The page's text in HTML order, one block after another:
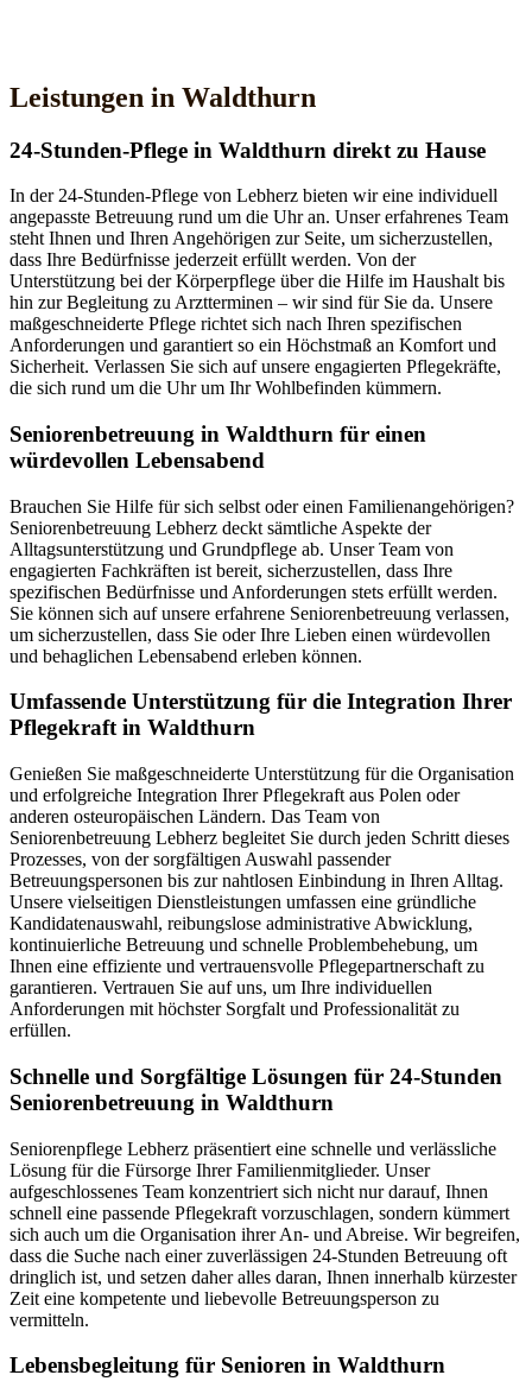
Leistungen in Waldthurn
24-Stunden-Pflege in Waldthurn direkt zu Hause
In der 24-Stunden-Pflege von Lebherz bieten wir eine individuell
angepasste Betreuung rund um die Uhr an. Unser erfahrenes Team
steht Ihnen und Ihren Angehörigen zur Seite, um sicherzustellen,
dass Ihre Bedürfnisse jederzeit erfüllt werden. Von der
Unterstützung bei der Körperpflege über die Hilfe im Haushalt bis
hin zur Begleitung zu Arztterminen – wir sind für Sie da. Unsere
maßgeschneiderte Pflege richtet sich nach Ihren spezifischen
Anforderungen und garantiert so ein Höchstmaß an Komfort und
Sicherheit. Verlassen Sie sich auf unsere engagierten Pflegekräfte,
die sich rund um die Uhr um Ihr Wohlbefinden kümmern.
Senioren­betreuung in Waldthurn für einen
würdevollen Lebensabend
Brauchen Sie Hilfe für sich selbst oder einen Familienangehörigen?
Seniorenbetreuung Lebherz deckt sämtliche Aspekte der
Alltagsunterstützung und Grundpflege ab. Unser Team von
engagierten Fachkräften ist bereit, sicherzustellen, dass Ihre
spezifischen Bedürfnisse und Anforderungen stets erfüllt werden.
Sie können sich auf unsere erfahrene Seniorenbetreuung verlassen,
um sicherzustellen, dass Sie oder Ihre Lieben einen würdevollen
und behaglichen Lebensabend erleben können.
Umfassende Unterstützung für die Integration Ihrer
Pflegekraft in Waldthurn
Genießen Sie maßgeschneiderte Unterstützung für die Organisation
und erfolgreiche Integration Ihrer Pflegekraft aus Polen oder
anderen osteuropäischen Ländern. Das Team von
Seniorenbetreuung Lebherz begleitet Sie durch jeden Schritt dieses
Prozesses, von der sorgfältigen Auswahl passender
Betreuungspersonen bis zur nahtlosen Einbindung in Ihren Alltag.
Unsere vielseitigen Dienstleistungen umfassen eine gründliche
Kandidatenauswahl, reibungslose administrative Abwicklung,
kontinuierliche Betreuung und schnelle Problembehebung, um
Ihnen eine effiziente und vertrauensvolle Pflegepartnerschaft zu
garantieren. Vertrauen Sie auf uns, um Ihre individuellen
Anforderungen mit höchster Sorgfalt und Professionalität zu
erfüllen.
Schnelle und Sorgfältige Lösungen für 24-Stunden
Seniorenbetreuung in Waldthurn
Seniorenpflege Lebherz präsentiert eine schnelle und verlässliche
Lösung für die Fürsorge Ihrer Familienmitglieder. Unser
aufgeschlossenes Team konzentriert sich nicht nur darauf, Ihnen
schnell eine passende Pflegekraft vorzuschlagen, sondern kümmert
sich auch um die Organisation ihrer An- und Abreise. Wir begreifen,
dass die Suche nach einer zuverlässigen 24-Stunden Betreuung oft
dringlich ist, und setzen daher alles daran, Ihnen innerhalb kürzester
Zeit eine kompetente und liebevolle Betreuungsperson zu
vermitteln.
Lebensbegleitung für Senioren in Waldthurn